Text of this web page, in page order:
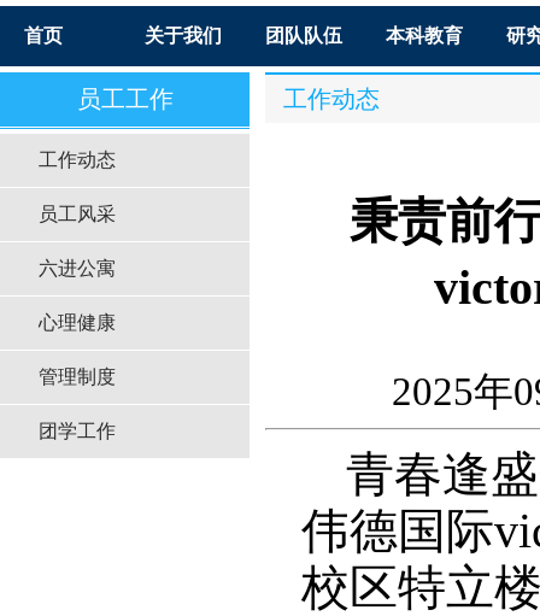
首页 关于我们 团队队伍 本科教育 研
员工工作
工作动态
员工风采
六进公寓
心理健康
管理制度
团学工作
工作动态
秉责前
2025年
青春逢
伟德国际
校区特立